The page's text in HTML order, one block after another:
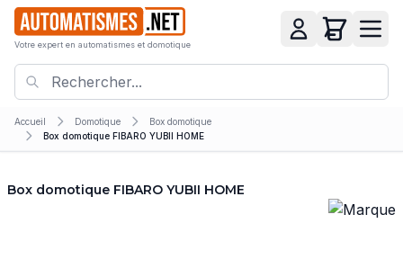
Votre expert en automatismes et domotique
Accueil Domotique
Box domotique
Box domotique FIBARO YUBII HOME
Box domotique FIBARO YUBII HOME